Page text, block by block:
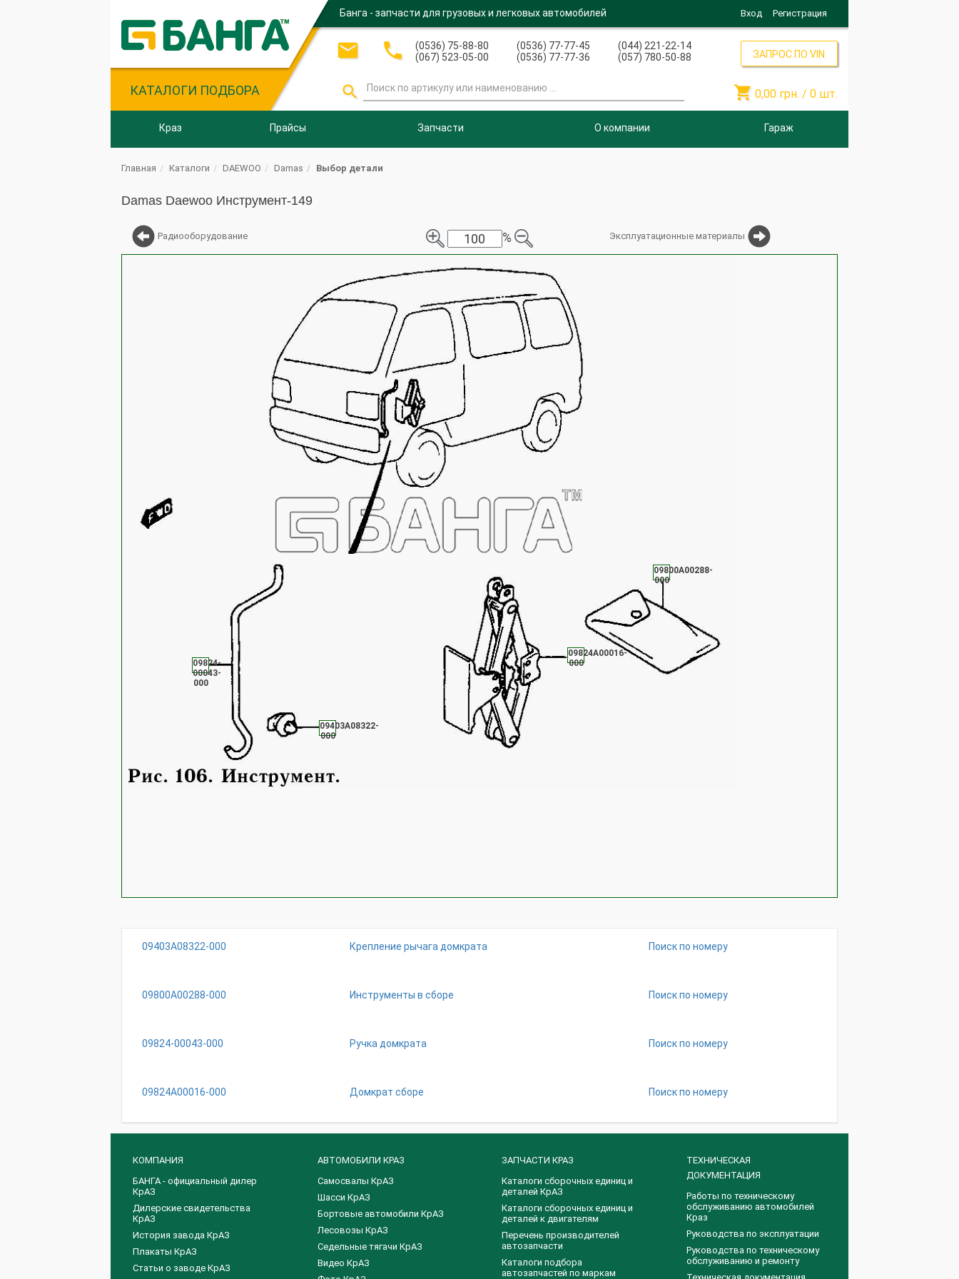
КАТАЛОГИ ПОДБОРА
Банга - запчасти для грузовых и легковых автомобилей Вход Регистрация
 
(0536) 75-88-80
(067) 523-05-00
(0536) 77-77-45
(0536) 77-77-36
(044) 221-22-14
(057) 780-50-88

ЗАПРОС ПО VIN
 0,00 грн. / 0 шт.
Краз Прайсы Запчасти О компании Гараж
Главная Каталоги DAEWOO Damas Выбор детали
Damas Daewoo Инструмент-149
Радиооборудование % Эксплуатационные материалы
09800A00288-
000
09824A00016-
000
09824-
00043-
000
09403A08322-
000
09403A08322-000 Крепление рычага домкрата Поиск по номеру
09800A00288-000 Инструменты в сборе Поиск по номеру
09824-00043-000 Ручка домкрата Поиск по номеру
09824A00016-000 Домкрат сборе Поиск по номеру
КОМПАНИЯ
БАНГА - официальный дилер
КрАЗ
Дилерские свидетельства
КрАЗ
История завода КрАЗ
Плакаты КрАЗ
Статьи о заводе КрАЗ
АВТОМОБИЛИ КРАЗ
Самосвалы КрАЗ
Шасси КрАЗ
Бортовые автомобили КрАЗ
Лесовозы КрАЗ
Седельные тягачи КрАЗ
Видео КрАЗ
ЗАПЧАСТИ КРАЗ
Каталоги сборочных единиц и
деталей КрАЗ
​Каталоги сборочных единиц и
деталей к двигателям
Перечень производителей
автозапчасти
Каталоги подбора
автозапчастей по маркам
ТЕХНИЧЕСКАЯ
ДОКУМЕНТАЦИЯ
Работы по техническому
обслуживанию автомобилей
Краз
Руководства по эксплуатации
Руководства по техническому
обслуживанию и ремонту